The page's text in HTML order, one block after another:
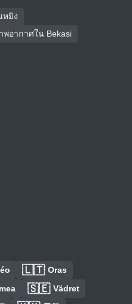
มิง
อากาศใน Bekasi
🇱🇹 Oras
🇸🇪 Vädret